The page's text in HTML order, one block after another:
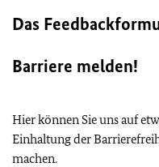
Das
Barriere melden!
Hier können Sie uns auf
Einhaltung der
machen.